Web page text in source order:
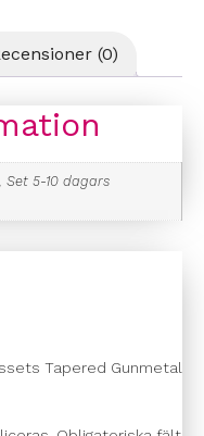
(0)
Set 5-10 dagars
Tapered Gunmetal